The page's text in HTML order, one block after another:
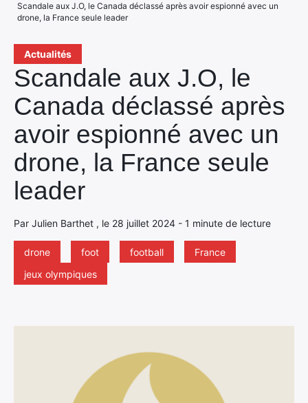
Actualités
Scandale aux J.O, le
Canada déclassé après
avoir espionné avec un
drone, la France seule
leader
Par Julien Barthet , le 28 juillet 2024 - 1 minute de lecture
drone foot football
France
jeux olympiques
Scandale aux J.O, le Canada déclassé après avoir espionné avec un
drone, la France seule leader